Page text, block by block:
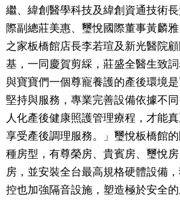
繼、緯創醫學科技及緯創資通技術
際副總莊美惠、璽悅國際董事黃麟
之家板橋館店長李若瑄及新光醫院
基，一同慶賀剪綵，莊盛全醫生致
與寶寶們一個尊寵養護的產後環境
堅持與服務，專業完善設備依據不
人化產後健康照護管理療程，才能
享受產後調理服務。」璽悅板橋館
種房型，有尊榮房、貴賓房、璽悅
房，並安裝全台最高規格硬體設備
控也加強隔音設施，塑造極於安全的